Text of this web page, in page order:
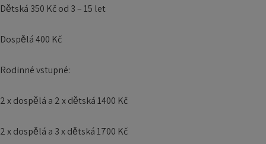
Dětská 350 Kč od 3 – 15 let
Dospělá 400 Kč
Rodinné vstupné:
2 x dospělá a 2 x dětská 1400 Kč
2 x dospělá a 3 x dětská 1700 Kč